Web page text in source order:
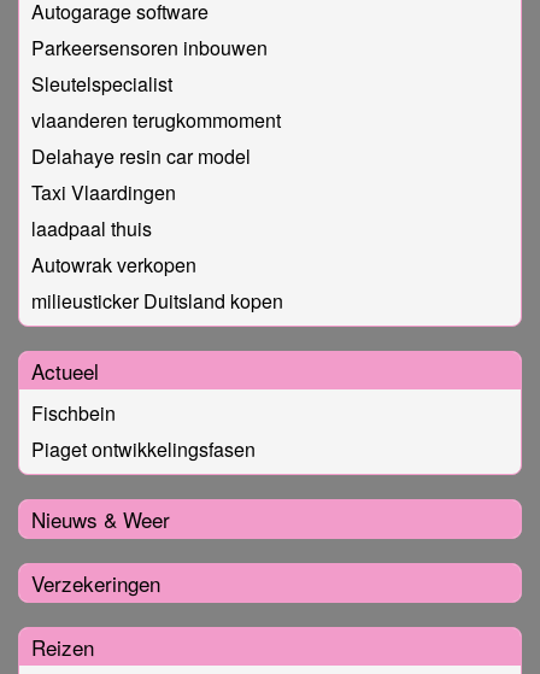
Autogarage software
Parkeersensoren inbouwen
Sleutelspecialist
vlaanderen terugkommoment
Delahaye resin car model
Taxi Vlaardingen
laadpaal thuis
Autowrak verkopen
milieusticker Duitsland kopen
Actueel
Fischbein
Piaget ontwikkelingsfasen
Nieuws & Weer
Verzekeringen
Reizen